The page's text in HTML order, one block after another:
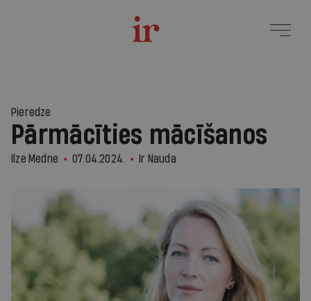
Pieredze
Pārmācīties mācīšanos
Ilze Medne 07.04.2024. Ir Nauda